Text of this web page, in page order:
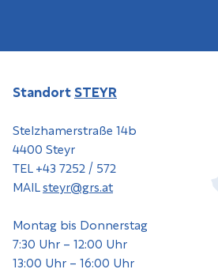
StandortSTEYR
Stelzhamerstraße 14b
4400 Steyr
TEL +43 7252 / 572
MAILsteyr@grs.at
Montag bis Donnerstag
7:30 Uhr – 12:00 Uhr
13:00 Uhr – 16:00 Uhr